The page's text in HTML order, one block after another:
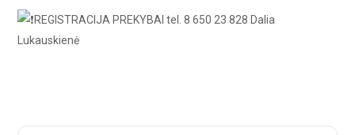
REGISTRACIJA PREKYBAI tel. 8 650 23 828 Dalia
Lukauskienė